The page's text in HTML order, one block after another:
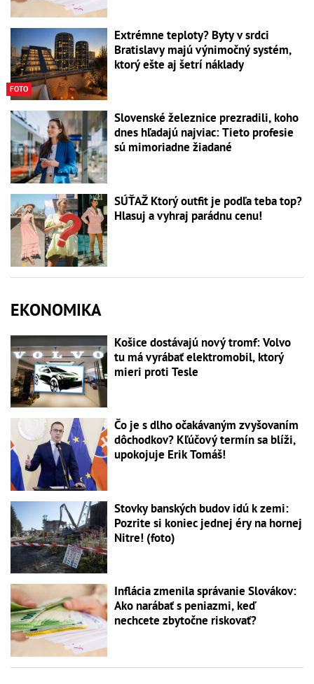
FOTO
Extrémne teploty? Byty v srdci
Bratislavy majú výnimočný systém,
ktorý ešte aj šetrí náklady
Slovenské železnice prezradili, koho
dnes hľadajú najviac: Tieto profesie
sú mimoriadne žiadané
SÚŤAŽ Ktorý outfit je podľa teba top?
Hlasuj a vyhraj parádnu cenu!
EKONOMIKA
Košice dostávajú nový tromf: Volvo
tu má vyrábať elektromobil, ktorý
mieri proti Tesle
Čo je s dlho očakávaným zvyšovaním
dôchodkov? Kľúčový termín sa blíži,
upokojuje Erik Tomáš!
Stovky banských budov idú k zemi:
Pozrite si koniec jednej éry na hornej
Nitre! (foto)
Inflácia zmenila správanie Slovákov:
Ako narábať s peniazmi, keď
nechcete zbytočne riskovať?